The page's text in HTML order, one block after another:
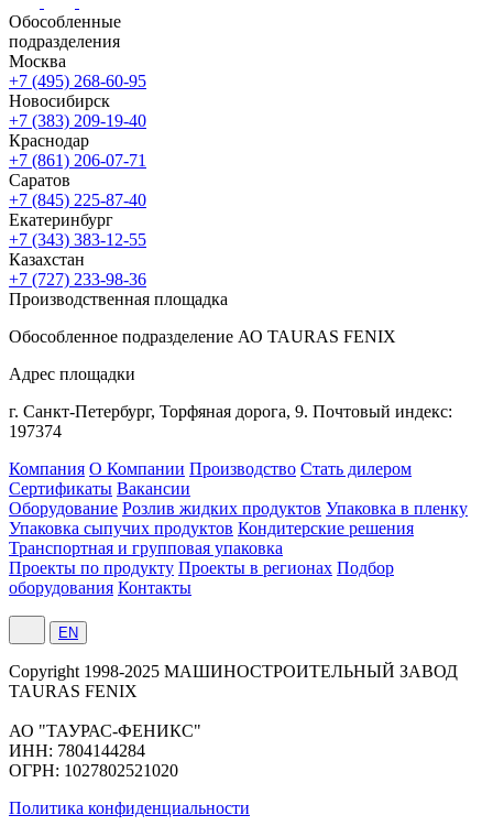
Обособленные
подразделения
Москва
+7 (495) 268-60-95
Новосибирск
+7 (383) 209-19-40
Краснодар
+7 (861) 206-07-71
Саратов
+7 (845) 225-87-40
Екатеринбург
+7 (343) 383-12-55
Казахстан
+7 (727) 233-98-36
Производственная площадка
Обособленное подразделение АО TAURAS FENIX
Адрес площадки
г. Санкт-Петербург, Торфяная дорога, 9. Почтовый индекс:
197374
Компания О Компании Производство Стать дилером
Сертификаты Вакансии
Оборудование Розлив жидких продуктов Упаковка в пленку
Упаковка сыпучих продуктов Кондитерские решения
Транспортная и групповая упаковка
Проекты по продукту Проекты в регионах Подбор
оборудования Контакты
EN
Сopyright 1998-2025 МАШИНОСТРОИТЕЛЬНЫЙ ЗАВОД
TAURAS FENIX
АО "ТАУРАС-ФЕНИКС"
ИНН: 7804144284
ОГРН: 1027802521020
Политика конфиденциальности